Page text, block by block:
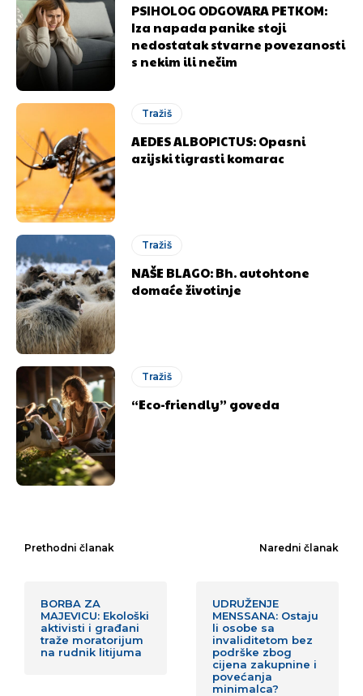
PSIHOLOG ODGOVARA PETKOM:
Iza napada panike stoji
nedostatak stvarne povezanosti
s nekim ili nečim
Tražiš
AEDES ALBOPICTUS: Opasni
azijski tigrasti komarac
Tražiš
NAŠE BLAGO: Bh. autohtone
domaće životinje
Tražiš
“Eco-friendly” goveda
Prethodni članak
BORBA ZA
MAJEVICU: Ekološki
aktivisti i građani
traže moratorijum
na rudnik litijuma
Naredni članak
UDRUŽENJE
MENSSANA: Ostaju
li osobe sa
invaliditetom bez
podrške zbog
cijena zakupnine i
povećanja
minimalca?